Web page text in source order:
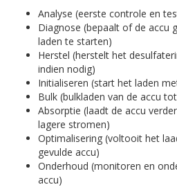
Analyse (eerste controle en
Diagnose (bepaalt of de accu
laden te starten)
Herstel (herstelt het
indien nodig)
Initialiseren (start het laden
Bulk (bulkladen van de accu
Absorptie (laadt de accu
lagere stromen)
Optimalisering (voltooit het
gevulde accu)
Onderhoud (monitoren en
accu)